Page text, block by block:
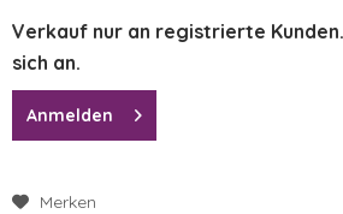
Verkauf nur an registrierte
sich an.
Anmelden
Merken